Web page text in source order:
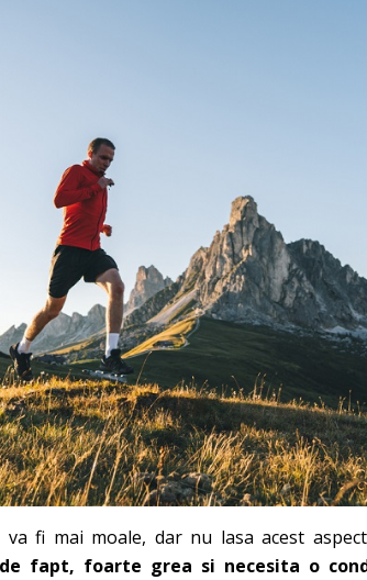
fi mai moale, dar nu lasa acest
fapt, foarte grea si necesita o